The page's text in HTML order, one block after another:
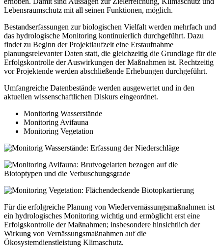
Lebensraumschutz mit all seinen Funktionen, möglich.
Bestandserfassungen zur biologischen Vielfalt werden mehrfach und
das hydrologische Monitoring kontinuierlich durchgeführt. Dazu
findet zu Beginn der Projektlaufzeit eine Erstaufnahme
planungsrelevanter Daten statt, die gleichzeitig die Grundlage für die
Erfolgskontrolle der Auswirkungen der Maßnahmen ist. Rechtzeitig
vor Projektende werden abschließende Erhebungen durchgeführt.
Umfangreiche Datenbestände werden ausgewertet und in den
aktuellen wissenschaftlichen Diskurs eingeordnet.
Monitoring Wasserstände
Monitoring Avifauna
Monitoring Vegetation
Für die erfolgreiche Planung von Wiedervernässungsmaßnahmen ist
ein hydrologisches Monitoring wichtig und ermöglicht erst eine
Erfolgskontrolle der Maßnahmen; insbesondere hinsichtlich der
Wirkung von Vernässungsmaßnahmen auf die
Ökosystemdienstleistung Klimaschutz.